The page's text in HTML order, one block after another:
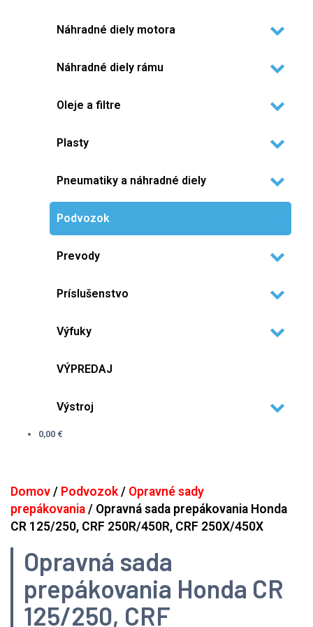
Náhradné diely motora
Náhradné diely rámu
Oleje a filtre
Plasty
Pneumatiky a náhradné diely
Podvozok
Prevody
Príslušenstvo
Výfuky
VÝPREDAJ
Výstroj
0,00 €
Domov / Podvozok / Opravné sady
prepákovania / Opravná sada prepákovania Honda
CR 125/250, CRF 250R/450R, CRF 250X/450X
Opravná sada
prepákovania Honda CR
125/250, CRF